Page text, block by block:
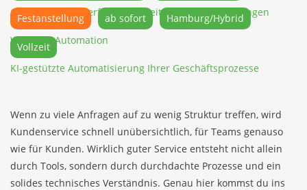
Optimale Benutzerfreundlichkeit für Ihre Anwendungen
Workflow Automation
KI-gestützte Automatisierung Ihrer Geschäftsprozesse
Festanstellung ab sofort Hamburg/Hybrid
Vollzeit
Wenn zu viele Anfragen auf zu wenig Struktur treffen, wird
Kundenservice schnell unübersichtlich, für Teams genauso
wie für Kunden. Wirklich guter Service entsteht nicht allein
durch Tools, sondern durch durchdachte Prozesse und ein
solides technisches Verständnis. Genau hier kommst du ins